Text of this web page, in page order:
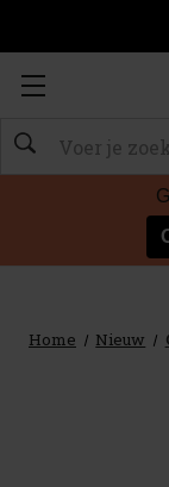
Zoeken
Home Nieuw